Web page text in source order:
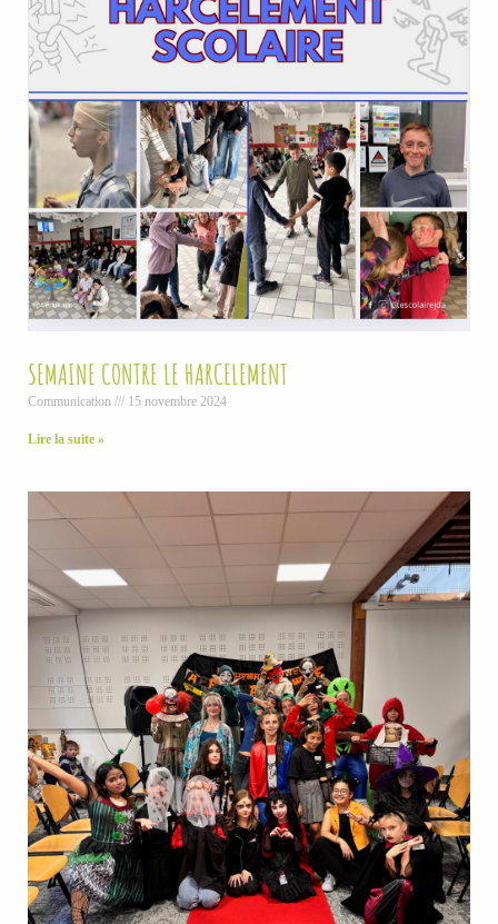
SEMAINE CONTRE LE HARCELEMENT
Communication 15 novembre 2024
Lire la suite »